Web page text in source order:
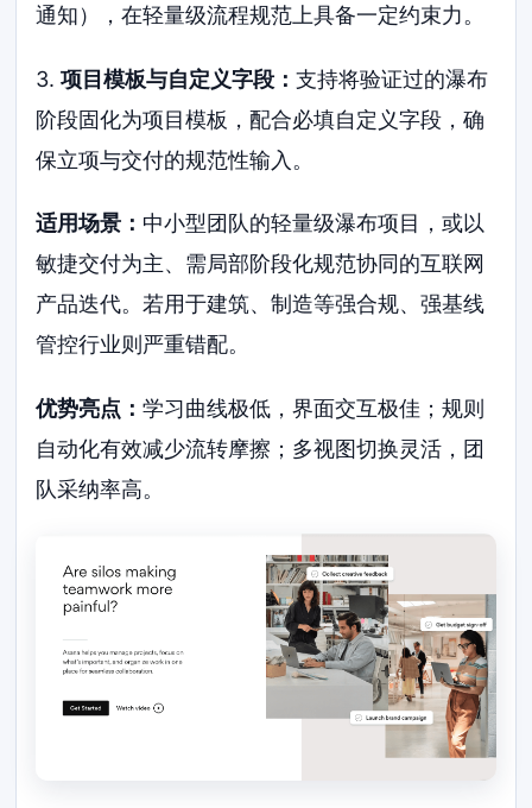
通知），在轻量级流程规范上具备一定约束力。
3.项目模板与自定义字段：支持将验证过的瀑布
阶段固化为项目模板，配合必填自定义字段，确
保立项与交付的规范性输入。
适用场景： 中小型团队的轻量级瀑布项目，或以
敏捷交付为主、需局部阶段化规范协同的互联网
产品迭代。若用于建筑、制造等强合规、强基线
管控行业则严重错配。
优势亮点：学习曲线极低，界面交互极佳；规则
自动化有效减少流转摩擦；多视图切换灵活，团
队采纳率高。